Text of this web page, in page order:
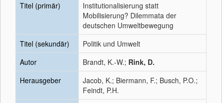
Titel (primär)
Institutionalisierung statt
Mobilisierung? Dilemmata der
deutschen Umweltbewegung
Titel (sekundär)
Politik und Umwelt
Autor
Brandt, K.-W.; Rink, D.
Herausgeber
Jacob, K.; Biermann, F.; Busch, P.O.;
Feindt, P.H.